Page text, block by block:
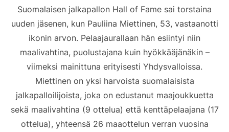
Suomalaisen jalkapallon Hall of Fame sai torstaina
uuden jäsenen, kun Pauliina Miettinen, 53, vastaanotti
ikonin arvon. Pelaajaurallaan hän esiintyi niin
maalivahtina, puolustajana kuin hyökkääjänäkin –
viimeksi mainittuna erityisesti Yhdysvalloissa.
Miettinen on yksi harvoista suomalaisista
jalkapalloilijoista, joka on edustanut maajoukkuetta
sekä maalivahtina (9 ottelua) että kenttäpelaajana (17
ottelua), yhteensä 26 maaottelun verran vuosina